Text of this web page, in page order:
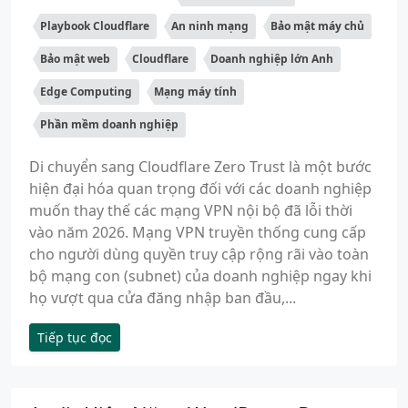
Playbook Cloudflare An ninh mạng Bảo mật máy chủ
Bảo mật web Cloudflare Doanh nghiệp lớn Anh
Edge Computing Mạng máy tính
Phần mềm doanh nghiệp
Di chuyển sang Cloudflare Zero Trust là một bước
hiện đại hóa quan trọng đối với các doanh nghiệp
muốn thay thế các mạng VPN nội bộ đã lỗi thời
vào năm 2026. Mạng VPN truyền thống cung cấp
cho người dùng quyền truy cập rộng rãi vào toàn
bộ mạng con (subnet) của doanh nghiệp ngay khi
họ vượt qua cửa đăng nhập ban đầu,...
Tiếp tục đọc